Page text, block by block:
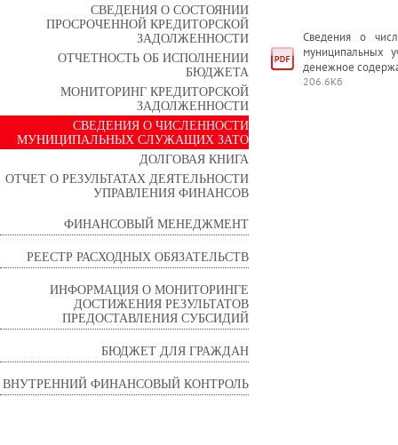
Сведения о
муниципальных
денежное
206.6Кб
СВЕДЕНИЯ О СОСТОЯНИИ
ПРОСРОЧЕННОЙ КРЕДИТОРСКОЙ
ЗАДОЛЖЕННОСТИ
ОТЧЕТНОСТЬ ОБ ИСПОЛНЕНИИ
БЮДЖЕТА
МОНИТОРИНГ КРЕДИТОРСКОЙ
ЗАДОЛЖЕННОСТИ
СВЕДЕНИЯ О ЧИСЛЕННОСТИ
МУНИЦИПАЛЬНЫХ СЛУЖАЩИХ ЗАТО
ДОЛГОВАЯ КНИГА
ОТЧЕТ О РЕЗУЛЬТАТАХ ДЕЯТЕЛЬНОСТИ
УПРАВЛЕНИЯ ФИНАНСОВ
ФИНАНСОВЫЙ МЕНЕДЖМЕНТ
РЕЕСТР РАСХОДНЫХ ОБЯЗАТЕЛЬСТВ
ИНФОРМАЦИЯ О МОНИТОРИНГЕ
ДОСТИЖЕНИЯ РЕЗУЛЬТАТОВ
ПРЕДОСТАВЛЕНИЯ СУБСИДИЙ
БЮДЖЕТ ДЛЯ ГРАЖДАН
ВНУТРЕННИЙ ФИНАНСОВЫЙ КОНТРОЛЬ